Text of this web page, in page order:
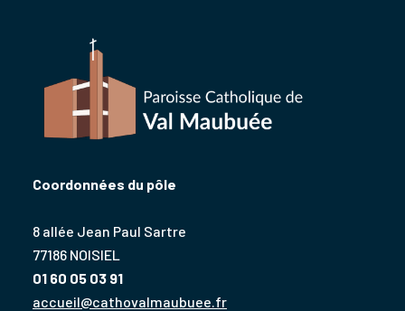
Coordonnées du pôle
8 allée Jean Paul Sartre
77186 NOISIEL
01 60 05 03 91
accueil@cathovalmaubuee.fr